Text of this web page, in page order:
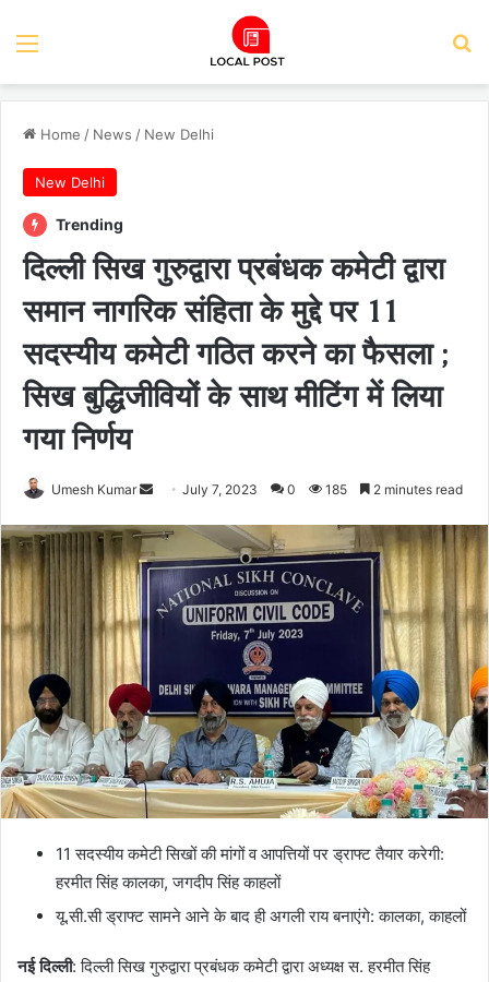
Menu
Home / News / New Delhi
New Delhi
Trending
दिल्ली सिख गुरुद्वारा प्रबंधक कमेटी द्वारा
समान नागरिक संहिता के मुद्दे पर 11
सदस्यीय कमेटी गठित करने का फैसला ;
सिख बुद्धिजीवियों के साथ मीटिंग में लिया
गया निर्णय
Umesh Kumar
Send
email
July 7, 2023 0 185 2 minutes read
11 सदस्यीय कमेटी सिखों की मांगों व आपत्तियों पर ड्राफ्ट तैयार करेगी:
हरमीत सिंह कालका, जगदीप सिंह काहलों
यू.सी.सी ड्राफ्ट सामने आने के बाद ही अगली राय बनाएंगे: कालका, काहलों
नई दिल्ली: दिल्ली सिख गुरुद्वारा प्रबंधक कमेटी द्वारा अध्यक्ष स. हरमीत सिंह